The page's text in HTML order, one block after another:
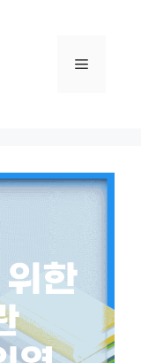
메